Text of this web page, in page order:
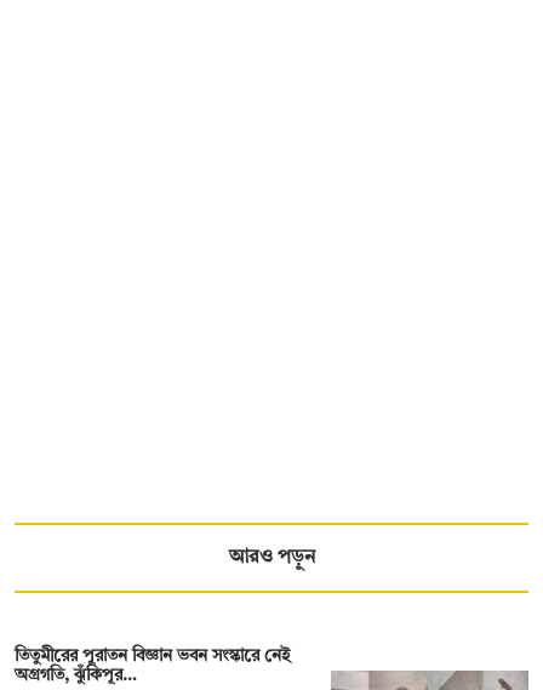
আরও পড়ুন
তিতুমীরের পুরাতন বিজ্ঞান ভবন সংস্কারে নেই
অগ্রগতি, ঝুঁকিপূর…